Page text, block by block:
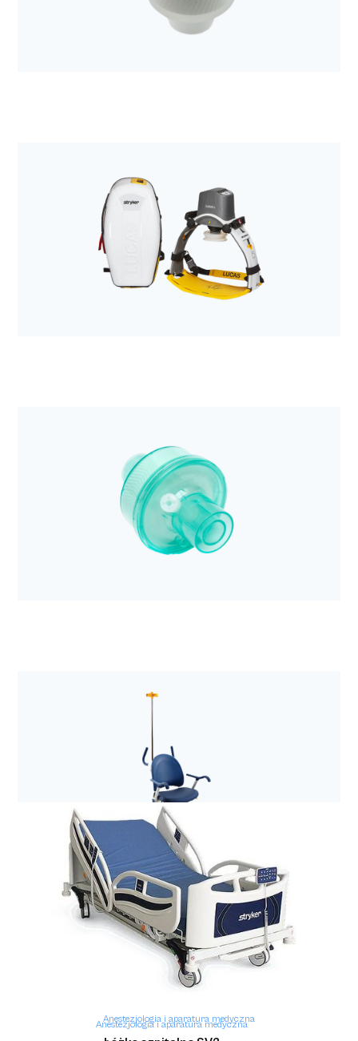
Anestezjologia i aparatura medyczna
Wymiennik ciepła i wilgoci Tracheolife
Anestezjologia i aparatura medyczna
System kompresji klatki piersiowej LUCAS 3, v3.1
Anestezjologia i aparatura medyczna
Filtr elektrostatyczny z wymiennikiem ciepła i
Anestezjologia i aparatura medyczna
Anestezjologia i aparatura medyczna